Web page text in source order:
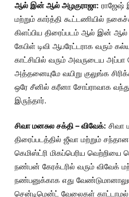
ஆல் இன் ஆல் அழகுராஜா: ராஜேஷ்
மற்றும் கார்த்தி கூட்டணியில்
கிளப்பிய திரைப்படம் ஆல் இன் ஆல்
கேபிள் டிவி ஆபரேட்டராக வரும்
காட்சியில் வரும் அவருடைய அப்பா
அத்தனையுமே வயிறு குலுங்க
ஒரே சீனில் கரீனா சோப்ராவாக வந்து
இருந்தார்.
சிவா மனசுல சக்தி – விவேக்: சிவா
திரைப்படத்தில் ஜீவா மற்றும்
கெமிஸ்ட்ரி மிகப்பெரிய வெற்றியை
நண்பன் கேரக்டரில் வரும் விவேக்
நண்பனுக்காக எது
சென்டிமென்ட் வேலைகள்